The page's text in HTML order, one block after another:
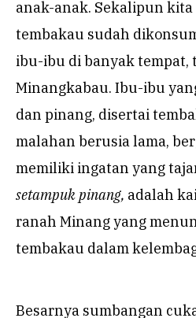
anak-anak. Sekalipun
tembakau sudah
ibu-ibu di banyak tempat,
Minangkabau. Ibu-ibu
dan pinang, disertai
malahan berusia lama,
memiliki ingatan yang
setampuk pinang, adalah
ranah Minang yang
tembakau dalam
Besarnya sumbangan